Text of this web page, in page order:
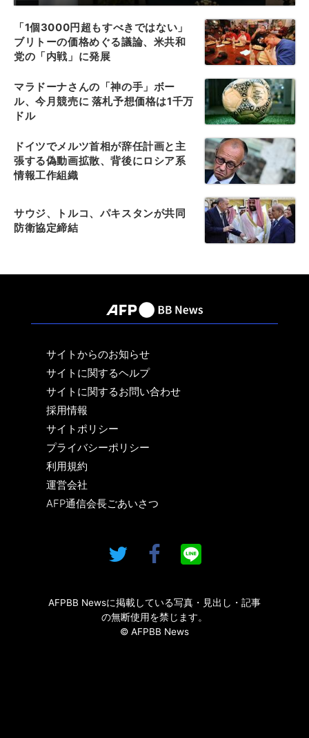
「1個3000円超もすべきではない」
ブリトーの価格めぐる議論、米共和
党の「内戦」に発展
マラドーナさんの「神の手」ボー
ル、今月競売に 落札予想価格は1千万
ドル
ドイツでメルツ首相が辞任計画と主
張する偽動画拡散、背後にロシア系
情報工作組織
サウジ、トルコ、パキスタンが共同
防衛協定締結
サイトからのお知らせ
サイトに関するヘルプ
サイトに関するお問い合わせ
採用情報
サイトポリシー
プライバシーポリシー
利用規約
運営会社
AFP通信会長ごあいさつ
AFPBB Newsに掲載している写真・見出し・記事
の無断使用を禁じます。
© AFPBB News